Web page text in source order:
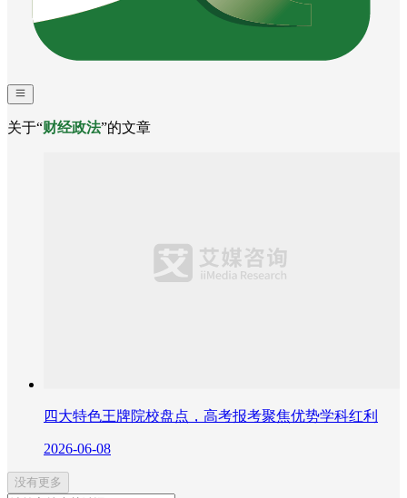
关于“财经政法”的文章
四大特色王牌院校盘点，高考报考聚焦优势学科红利
2026-06-08
没有更多